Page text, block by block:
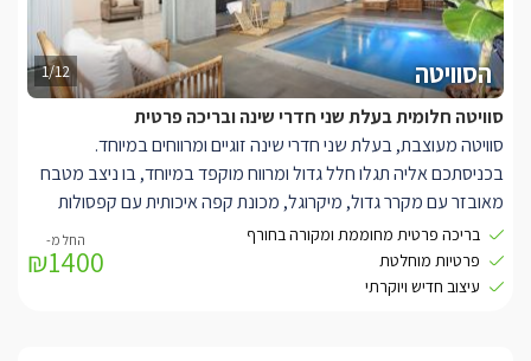
1/12 הסוויטה
סוויטה חלומית בעלת שני חדרי שינה ובריכה פרטית
סוויטה מעוצבת, בעלת שני חדרי שינה זוגיים ומרווחים במיוחד.
בכניסתכם אליה תגלו חלל גדול ומרווח מוקפד במיוחד, בו ניצב מטבח
מאובזר עם מקרר גדול, מיקרוגל, מכונת קפה איכותית עם קפסולות
ועוד. בסמוך לו ניצבת פינת אוכל לארבעה.
עם סלון ישיבה מרווח בו ספה נוחה הצופה אל טלוויזיה חדישה המחוברת
בריכה פרטית מחוממת ומקורה בחורף
פרטיות מוחלטת
עיצוב חדיש ויוקרתי
₪1400